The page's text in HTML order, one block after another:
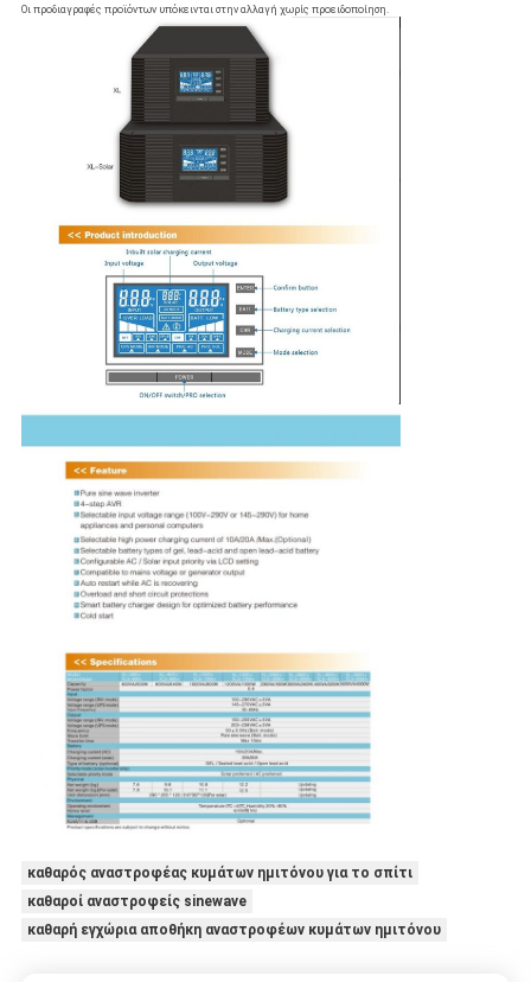
Οι προδιαγραφές προϊόντων υπόκεινται στην αλλαγή χωρίς προειδοποίηση.
καθαρός αναστροφέας κυμάτων ημιτόνου για το σπίτι
καθαροί αναστροφείς sinewave
καθαρή εγχώρια αποθήκη αναστροφέων κυμάτων ημιτόνου